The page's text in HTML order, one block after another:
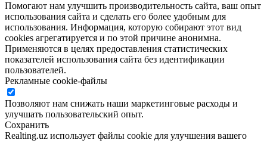
Помогают нам улучшить производительность сайта, ваш опыт
использования сайта и сделать его более удобным для
использования. Информация, которую собирают этот вид
cookies агрегатируется и по этой причине анонимна.
Применяются в целях предоставления статистических
показателей использования сайта без идентификации
пользователей.
Рекламные cookie-файлы
Позволяют нам снижать наши маркетинговые расходы и
улучшать пользовательский опыт.
Сохранить
Realting.uz использует файлы cookie для улучшения вашего